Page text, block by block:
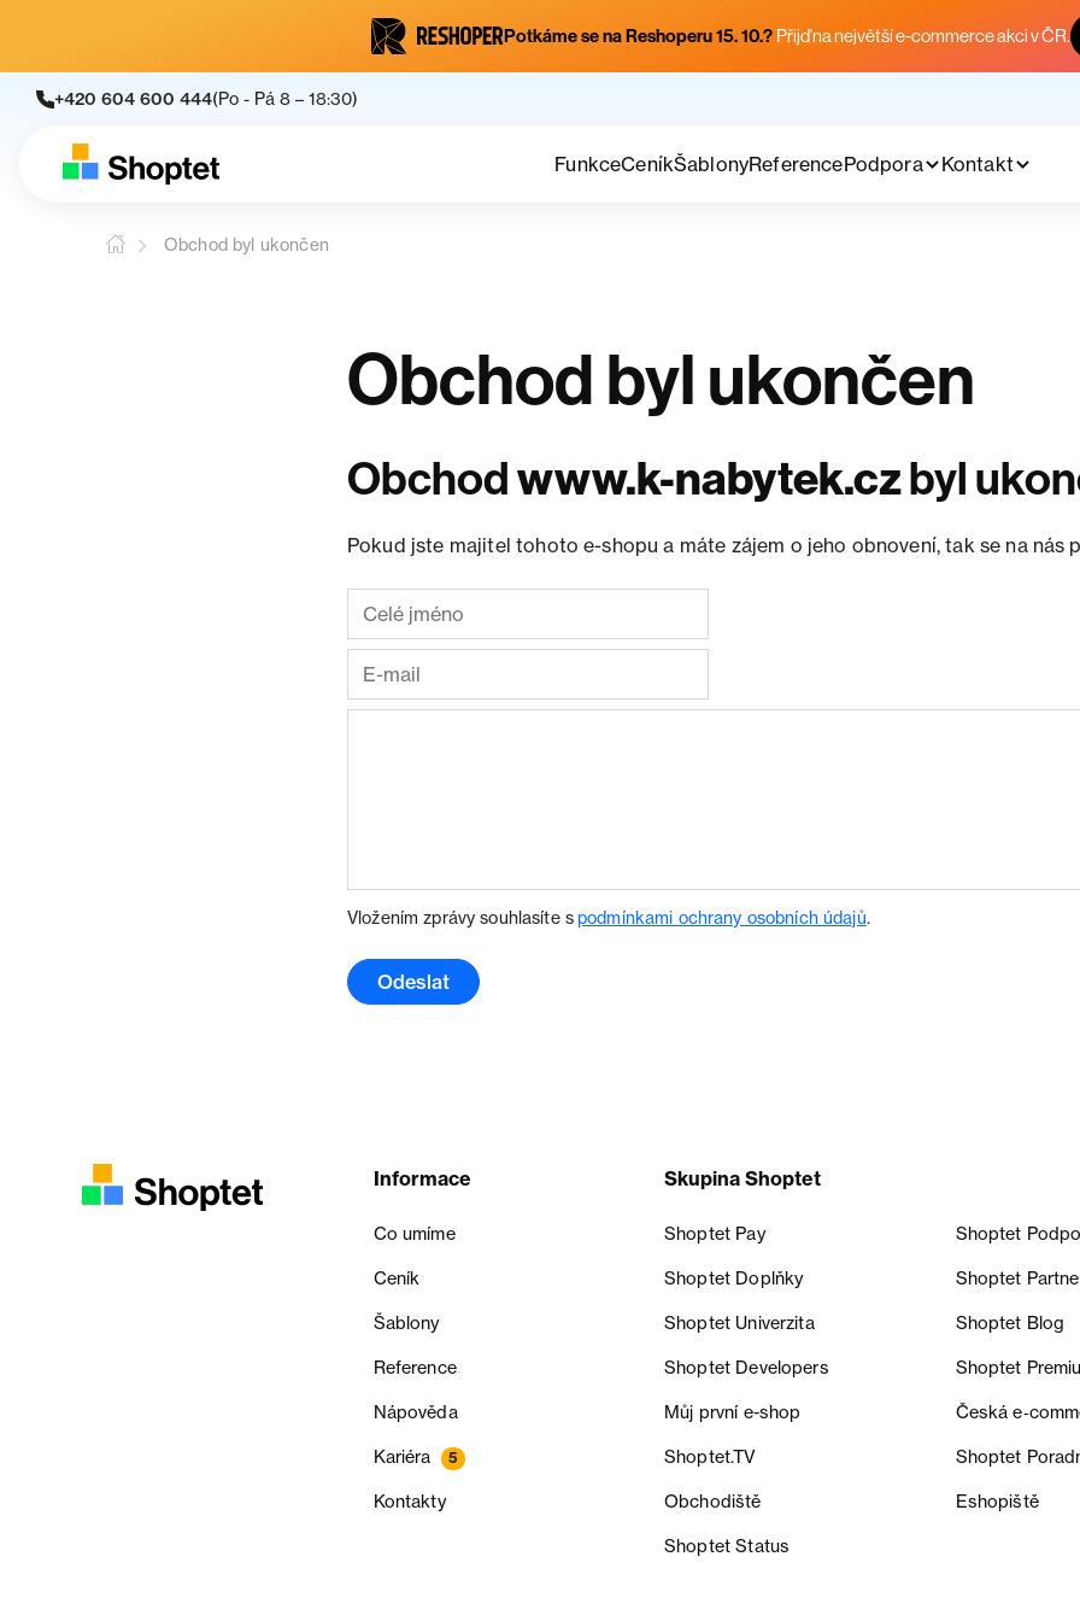
Potkáme se na Reshoperu 15. 10.? Přijď na největší e-commerce akci v ČR.
+420 604 600 444(Po - Pá 8 – 18:30)
FunkceCeníkŠablonyReferencePodpora Kontakt
Obchod byl ukončen
Obchod byl ukončen
Obchodwww.k-nabytek.czbyl
Pokud jste majitel tohoto e-shopu a máte zájem o jeho obnovení, tak se na nás
Vložením zprávy souhlasíte spodmínkami ochrany osobních údajů.
Odeslat
Informace
Co umíme
Ceník
Šablony
Reference
Nápověda
Kariéra 5
Kontakty
Skupina Shoptet
Shoptet Pay Shoptet
Shoptet Doplňky Shoptet
Shoptet Univerzita Shoptet Blog
Shoptet Developers Shoptet
Můj první e-shop Česká
Shoptet.TV Shoptet
Obchodiště Eshopiště
Shoptet Status